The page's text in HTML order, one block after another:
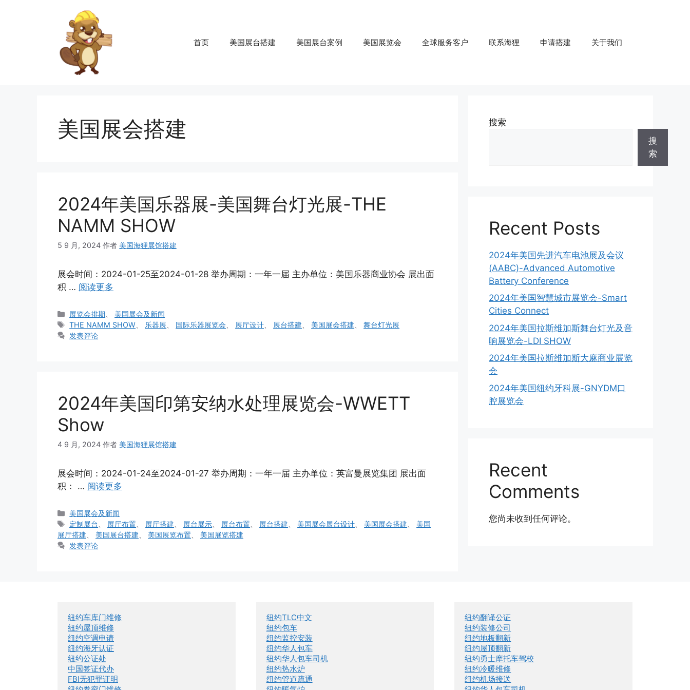
首页 美国展台搭建 美国展台案例 美国展览会 全球服务客户 联系海狸 申请搭建 关于我们
美国展会搭建
2024年美国乐器展-美国舞台灯光展-THE
NAMM SHOW
5 9 月, 2024 作者 美国海狸展馆搭建
展会时间：2024-01-25至2024-01-28 举办周期：一年一届 主办单位：美国乐器商业协会 展出面
积 … 阅读更多
分
类
展览会排期
美国展会及新闻
标
签
THE NAMM SHOW 乐器展 国际乐器展览会 展厅设计 展台搭建 美国展会搭建 、舞台灯光展
发表评论
2024年美国印第安纳水处理展览会-WWETT
Show
4 9 月, 2024 作者 美国海狸展馆搭建
展会时间：2024-01-24至2024-01-27 举办周期：一年一届 主办单位：英富曼展览集团 展出面
积： … 阅读更多
分
类
美国展会及新闻
标
签
定制展台 展厅布置 展厅搭建 展台展示 展台布置 展台搭建 美国展会展台设计 美国展会搭建
美国
展厅搭建
美国展台搭建 美国展览布置
美国展览搭建
发表评论
搜索
搜
索
Recent Posts
2024年美国先进汽车电池展及会议
(AABC)-Advanced Automotive
Battery Conference
2024年美国智慧城市展览会-Smart
Cities Connect
2024年美国拉斯维加斯舞台灯光及音
响展览会-LDI SHOW
2024年美国拉斯维加斯大麻商业展览
会
2024年美国纽约牙科展-GNYDM口
腔展览会
Recent
Comments
您尚未收到任何评论。
纽约车库门维修
纽约屋顶维修
纽约空调申请
纽约海牙认证
纽约公证处
中国签证代办
FBI无犯罪证明
纽约TLC中文
纽约包车
纽约监控安装
纽约华人包车
纽约华人包车司机
纽约热水炉
纽约管道疏通
纽约翻译公证
纽约装修公司
纽约地板翻新
纽约屋顶翻新
纽约勇士摩托车驾校
纽约冷暖维修
纽约机场接送